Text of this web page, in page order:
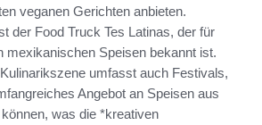
veganen Gerichten anbieten.
der Food Truck Tes Latinas, der für
mexikanischen Speisen bekannt ist.
umfasst auch Festivals,
Angebot an Speisen aus
was die *kreativen